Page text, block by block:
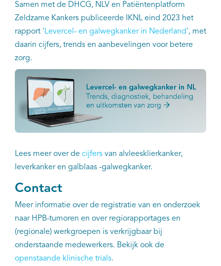
Samen met de DHCG, NLV en Patiëntenplatform
Zeldzame Kankers publiceerde IKNL eind 2023 het
rapport 'Levercel- en galwegkanker in Nederland', met
daarin cijfers, trends en aanbevelingen voor betere
zorg.
Lees meer over de cijfers van alvleesklierkanker,
leverkanker en galblaas -galwegkanker.
Contact
Meer informatie over de registratie van en onderzoek
naar HPB-tumoren en over regiorapportages en
(regionale) werkgroepen is verkrijgbaar bij
onderstaande medewerkers. Bekijk ook de
openstaande klinische trials.